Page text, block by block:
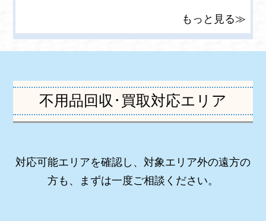
もっと見る≫
不用品回収･買取対応エリア
対応可能エリアを確認し、対象エリア外の遠方の
方も、まずは一度ご相談ください。